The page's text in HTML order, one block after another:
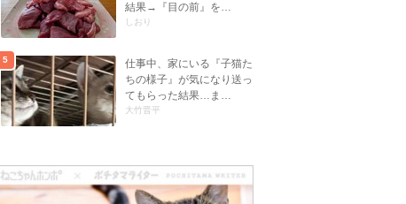
結果→『目の前』を…
しおり
5
仕事中、家にいる『子猫た
ちの様子』が気になり送っ
てもらった結果…ま…
大竹晋平